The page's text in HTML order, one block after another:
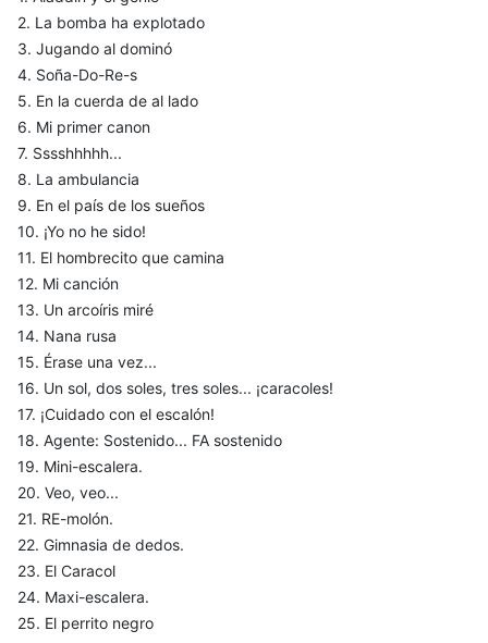
2. La bomba ha explotado
3. Jugando al dominó
4. Soña-Do-Re-s
5. En la cuerda de al lado
6. Mi primer canon
7. Sssshhhhh...
8. La ambulancia
9. En el país de los sueños
10. ¡Yo no he sido!
11. El hombrecito que camina
12. Mi canción
13. Un arcoíris miré
14. Nana rusa
15. Érase una vez...
16. Un sol, dos soles, tres soles... ¡caracoles!
17. ¡Cuidado con el escalón!
18. Agente: Sostenido... FA sostenido
19. Mini-escalera.
20. Veo, veo...
21. RE-molón.
22. Gimnasia de dedos.
23. El Caracol
24. Maxi-escalera.
25. El perrito negro